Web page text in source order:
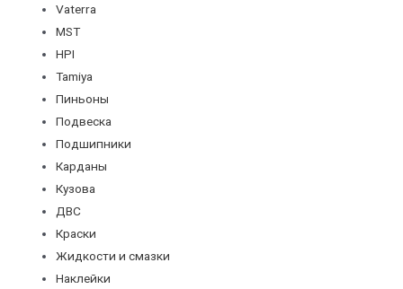
Vaterra
MST
HPI
Tamiya
Пиньоны
Подвеска
Подшипники
Карданы
Кузова
ДВС
Краски
Жидкости и смазки
Наклейки